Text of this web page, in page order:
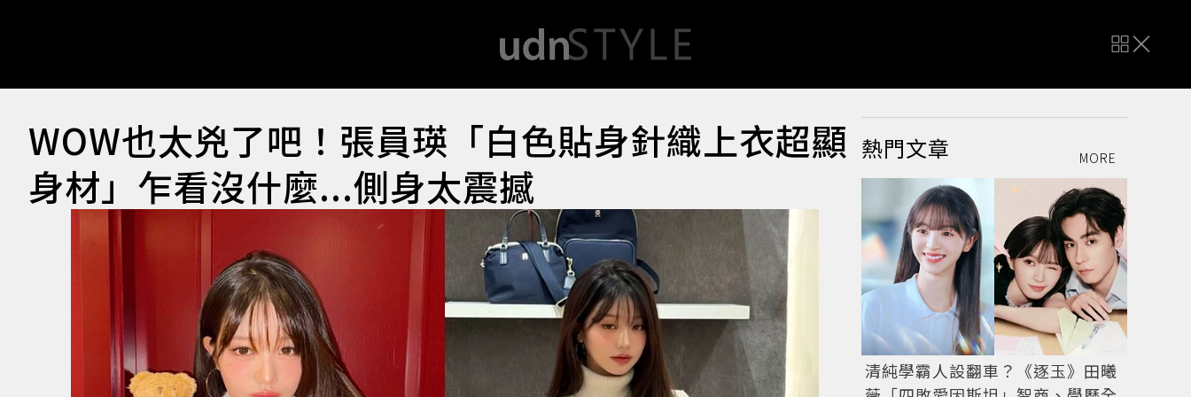
WOW也太兇了吧！張員瑛「白色貼身針織上衣超顯
身材」乍看沒什麼...側身太震撼
熱門文章 MORE
清純學霸人設翻車？《逐玉》田曦